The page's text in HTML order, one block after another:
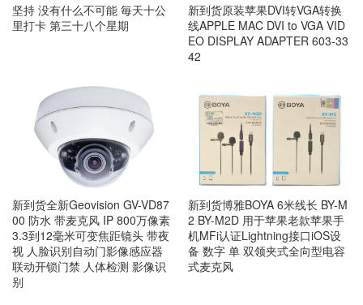
坚持 没有什么不可能 毎天十公
里打卡 第三十八个星期
新到货原装苹果DVI转VGA转换
线APPLE MAC DVI to VGA VID
EO DISPLAY ADAPTER 603-33
42
新到货全新Geovision GV-VD87
00 防水 带麦克风 IP 800万像素
3.3到12毫米可变焦距镜头 带夜
视 人脸识别自动门影像感应器
联动开锁门禁 人体检测 影像识
别
新到货博雅BOYA 6米线长 BY-M
2 BY-M2D 用于苹果老款苹果手
机MFi认证Lightning接口iOS设
备 数字 单 双领夹式全向型电容
式麦克风